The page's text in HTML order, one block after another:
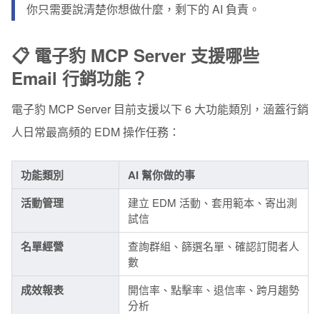
你只需要說清楚你想做什麼，剩下的 AI 負責。
📋 電子豹 MCP Server 支援哪些
Email 行銷功能？
電子豹 MCP Server 目前支援以下 6 大功能類別，涵蓋行銷
人日常最高頻的 EDM 操作任務：
功能類別
AI 幫你做的事
活動管理
建立 EDM 活動、套用範本、寄出測
試信
名單經營
查詢群組、篩選名單、確認訂閱者人
數
成效報表
開信率、點擊率、退信率、跨月趨勢
分析